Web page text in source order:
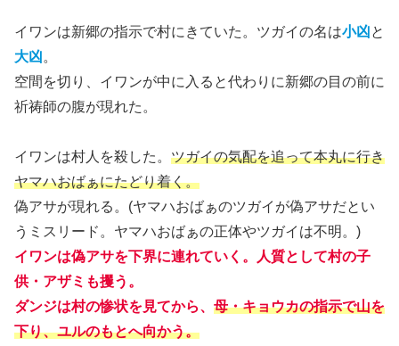
イワンは新郷の指示で村にきていた。ツガイの名は小凶と
大凶。
空間を切り、イワンが中に入ると代わりに新郷の目の前に
祈祷師の腹が現れた。
イワンは村人を殺した。 ツガイの気配を追って本丸に行き
ヤマハおばぁにたどり着く。
偽アサが現れる。(ヤマハおばぁのツガイが偽アサだとい
うミスリード。ヤマハおばぁの正体やツガイは不明。)
イワンは偽アサを下界に連れていく。人質として村の子
供・アザミも攫う。
ダンジは村の惨状を見てから、 母・キョウカの指示で山を
下り、ユルのもとへ向かう。